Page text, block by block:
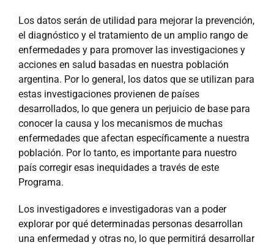
Los datos serán de utilidad para mejorar la prevención,
el diagnóstico y el tratamiento de un amplio rango de
enfermedades y para promover las investigaciones y
acciones en salud basadas en nuestra población
argentina. Por lo general, los datos que se utilizan para
estas investigaciones provienen de países
desarrollados, lo que genera un perjuicio de base para
conocer la causa y los mecanismos de muchas
enfermedades que afectan específicamente a nuestra
población. Por lo tanto, es importante para nuestro
país corregir esas inequidades a través de este
Programa.
Los investigadores e investigadoras van a poder
explorar por qué determinadas personas desarrollan
una enfermedad y otras no, lo que permitirá desarrollar